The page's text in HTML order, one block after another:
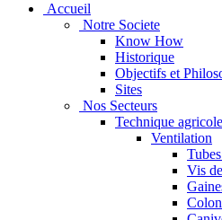
Accueil
Notre Societe
Know How
Historique
Objectifs et
Sites
Nos Secteurs
Technique agricole
Ventilation
Vis